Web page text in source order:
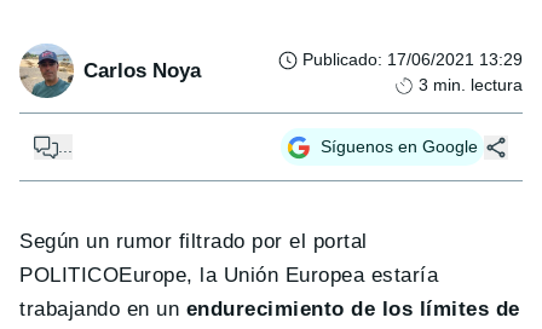
Carlos Noya Publicado: 17/06/2021 13:29
3 min. lectura
... Síguenos en Google
Según un rumor filtrado por el portal
POLITICOEurope, la Unión Europea estaría
trabajando en un endurecimiento de los límites de